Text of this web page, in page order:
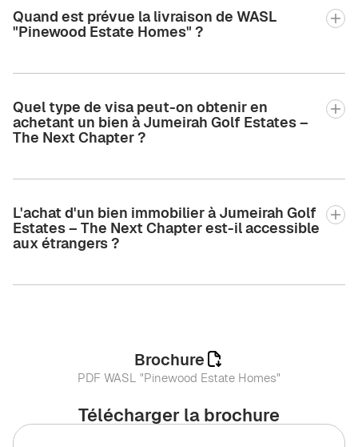
Quand est prévue la livraison de WASL
"Pinewood Estate Homes" ?
Quel type de visa peut-on obtenir en
achetant un bien à Jumeirah Golf Estates –
The Next Chapter ?
L'achat d'un bien immobilier à Jumeirah Golf
Estates – The Next Chapter est-il accessible
aux étrangers ?
Télécharger la brochure
Brochure
PDF WASL "Pinewood Estate Homes"